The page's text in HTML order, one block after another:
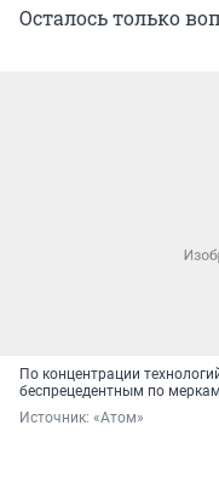
Осталось только
По концентрации
беспрецедентным по
Источник: «Атом»